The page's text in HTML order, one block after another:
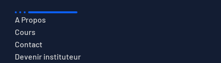
A Propos
Cours
Contact
Devenir instituteur